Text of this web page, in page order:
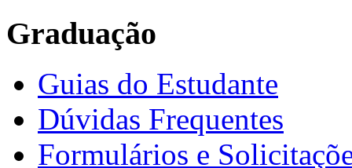
Graduação
Guias do Estudante
Dúvidas Frequentes
Formulários e